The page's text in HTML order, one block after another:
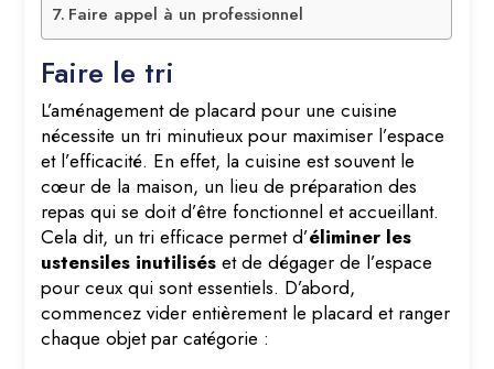
Faire appel à un professionnel
Faire le tri
L’aménagement de placard pour une cuisine
nécessite un tri minutieux pour maximiser l’espace
et l’efficacité. En effet, la cuisine est souvent le
cœur de la maison, un lieu de préparation des
repas qui se doit d’être fonctionnel et accueillant.
Cela dit, un tri efficace permet d’éliminer les
ustensiles inutiliséset de dégager de l’espace
pour ceux qui sont essentiels. D’abord,
commencez vider entièrement le placard et ranger
chaque objet par catégorie :